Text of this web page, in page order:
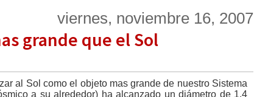
viernes, noviembre 16, 2007
grande que el Sol
al Sol como el objeto mas grande de nuestro Sistema
a su alrededor) ha alcanzado un diámetro de 1.4